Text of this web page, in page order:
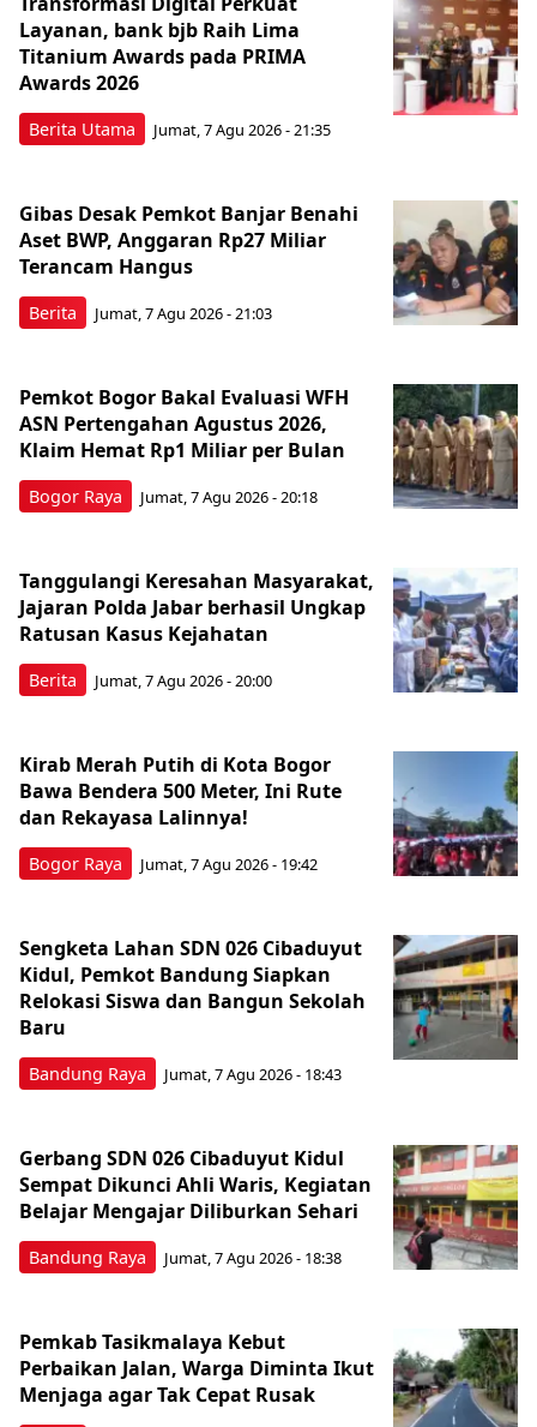
Berita Utama
Layanan, bank bjb Raih Lima
Titanium Awards pada PRIMA
Awards 2026
Jumat, 7 Agu 2026 - 21:35
Berita
Gibas Desak Pemkot Banjar Benahi
Aset BWP, Anggaran Rp27 Miliar
Terancam Hangus
Jumat, 7 Agu 2026 - 21:03
Bogor Raya
Pemkot Bogor Bakal Evaluasi WFH
ASN Pertengahan Agustus 2026,
Klaim Hemat Rp1 Miliar per Bulan
Jumat, 7 Agu 2026 - 20:18
Berita
Tanggulangi Keresahan Masyarakat,
Jajaran Polda Jabar berhasil Ungkap
Ratusan Kasus Kejahatan
Jumat, 7 Agu 2026 - 20:00
Bogor Raya
Kirab Merah Putih di Kota Bogor
Bawa Bendera 500 Meter, Ini Rute
dan Rekayasa Lalinnya!
Jumat, 7 Agu 2026 - 19:42
Bandung Raya
Sengketa Lahan SDN 026 Cibaduyut
Kidul, Pemkot Bandung Siapkan
Relokasi Siswa dan Bangun Sekolah
Baru
Jumat, 7 Agu 2026 - 18:43
Bandung Raya
Gerbang SDN 026 Cibaduyut Kidul
Sempat Dikunci Ahli Waris, Kegiatan
Belajar Mengajar Diliburkan Sehari
Jumat, 7 Agu 2026 - 18:38
Pemkab Tasikmalaya Kebut
Perbaikan Jalan, Warga Diminta Ikut
Menjaga agar Tak Cepat Rusak